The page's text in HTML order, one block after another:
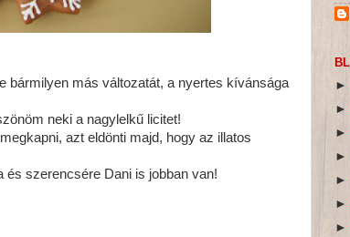
bármilyen más változatát, a nyertes kívánsága
neki a nagylelkű licitet!
azt eldönti majd, hogy az illatos
és szerencsére Dani is jobban van!
►
►
►
►
►
►
►